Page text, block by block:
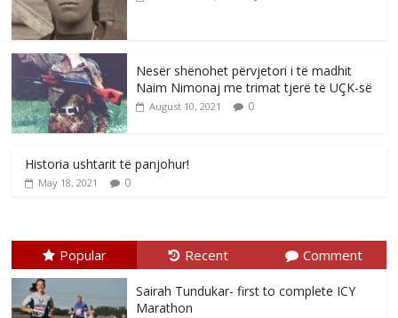
Nesër shënohet përvjetori i të madhit
Naim Nimonaj me trimat tjerë të UÇK-së
August 10, 2021 0
Historia ushtarit të panjohur!
May 18, 2021 0
Popular Recent Comment
Sairah Tundukar- first to complete ICY
Marathon